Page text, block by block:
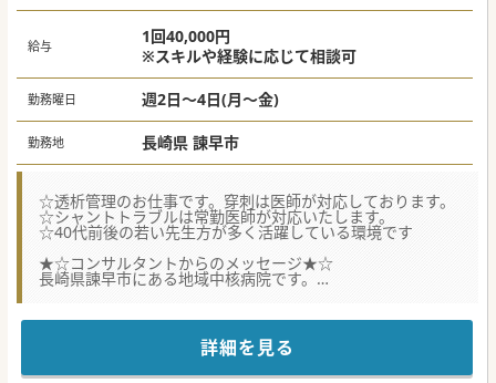
給与
1回40,000円
※スキルや経験に応じて相談可
勤務曜日 週2日～4日(月～金)
勤務地 長崎県 諫早市
☆透析管理のお仕事です。穿刺は医師が対応しております。
☆シャントトラブルは常勤医師が対応いたします。
☆40代前後の若い先生方が多く活躍している環境です
★☆コンサルタントからのメッセージ★☆
長崎県諫早市にある地域中核病院です。
地域のかかりつけ病院として機能できるよう取り組んでおら
勤務曜日や日数などのご希望ご相談が可能ですので、ぜひ一
詳細を見る